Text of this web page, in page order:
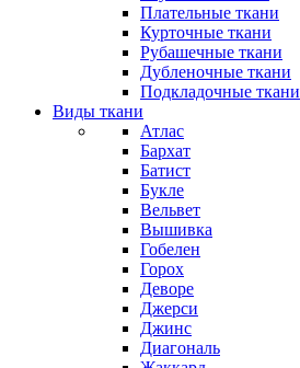
Плательные ткани
Курточные ткани
Рубашечные ткани
Дубленочные ткани
Подкладочные ткани
Виды ткани
Атлас
Бархат
Батист
Букле
Вельвет
Вышивка
Гобелен
Горох
Деворе
Джерси
Джинс
Диагональ